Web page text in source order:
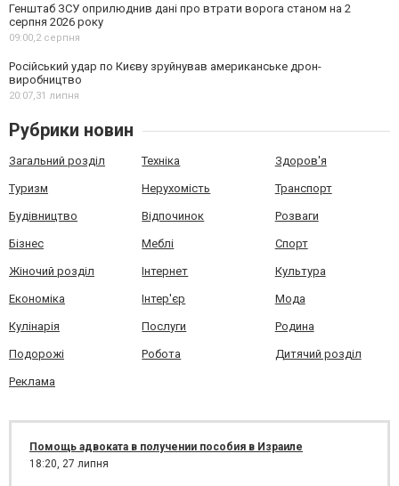
Генштаб ЗСУ оприлюднив дані про втрати ворога станом на 2
серпня 2026 року
09:00,2 серпня
Російський удар по Києву зруйнував американське дрон-
виробництво
20:07,31 липня
Рубрики новин
Загальний розділ Техніка Здоров'я
Туризм Нерухомість Транспорт
Будівництво Відпочинок Розваги
Бізнес Меблі Спорт
Жіночий розділ Інтернет Культура
Економіка Інтер'єр Мода
Кулінарія Послуги Родина
Подорожі Робота Дитячий розділ
Реклама
Помощь адвоката в получении пособия в Израиле
18:20, 27 липня